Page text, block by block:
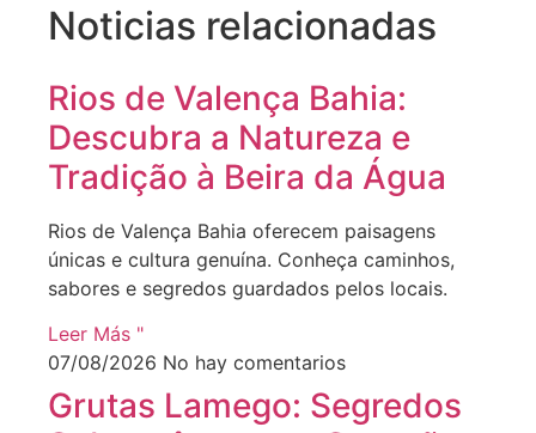
Noticias relacionadas
Rios de Valença Bahia:
Descubra a Natureza e
Tradição à Beira da Água
Rios de Valença Bahia oferecem paisagens
únicas e cultura genuína. Conheça caminhos,
sabores e segredos guardados pelos locais.
Leer Más "
07/08/2026 No hay comentarios
Grutas Lamego: Segredos